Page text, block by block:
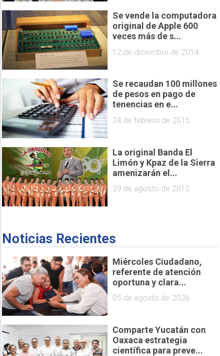
Se vende la computadora
original de Apple 600
veces más de s...
12 de diciembre de 2014
Se recaudan 100 millones
de pesos en pago de
tenencias en e...
24 de febrero de 2015
La original Banda El
Limón y Kpaz de la Sierra
amenizarán el...
29 de agosto de 2012
Noticias Recientes
Miércoles Ciudadano,
referente de atención
oportuna y clara...
05 de agosto de 2026
Comparte Yucatán con
Oaxaca estrategia
científica para preve...